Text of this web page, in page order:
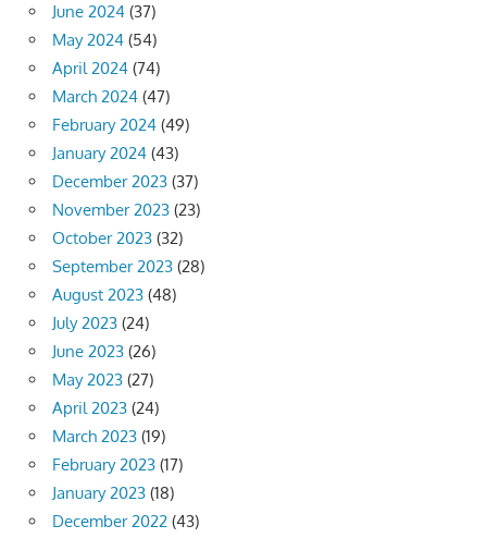
June 2024 (37)
May 2024 (54)
April 2024 (74)
March 2024 (47)
February 2024 (49)
January 2024 (43)
December 2023 (37)
November 2023 (23)
October 2023 (32)
September 2023 (28)
August 2023 (48)
July 2023 (24)
June 2023 (26)
May 2023 (27)
April 2023 (24)
March 2023 (19)
February 2023 (17)
January 2023 (18)
December 2022 (43)